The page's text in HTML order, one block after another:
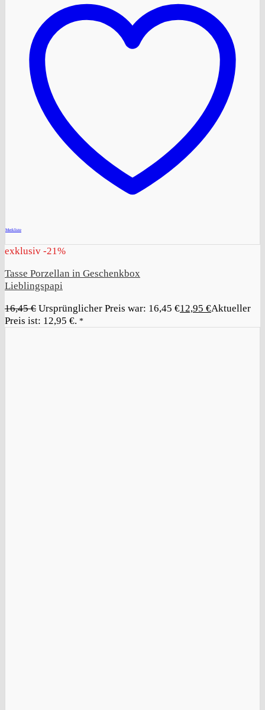
Merkliste
exklusiv -21%
Tasse Porzellan in Geschenkbox
Lieblingspapi
16,45€ Ursprünglicher Preis war: 16,45 €12,95 €Aktueller
Preis ist: 12,95 €. *